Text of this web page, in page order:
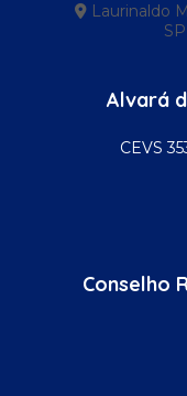
Proteção contra
Serviço de controle de
Serviço de controle de
Serviço de dedetização
Laurinaldo
Alvará
CEVS
Conselho